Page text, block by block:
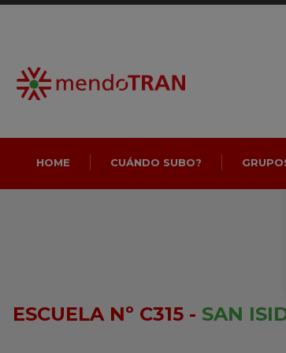
HOME CUÁNDO SUBO?
ESCUELA Nº C315 - SAN